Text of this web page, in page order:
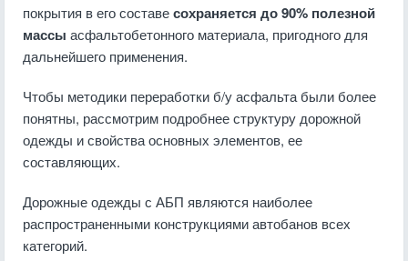
покрытия в его составесохраняется до 90% полезной
массы асфальтобетонного материала, пригодного для
дальнейшего применения.
Чтобы методики переработки б/у асфальта были более
понятны, рассмотрим подробнее структуру дорожной
одежды и свойства основных элементов, ее
составляющих.
Дорожные одежды с АБП являются наиболее
распространенными конструкциями автобанов всех
категорий.